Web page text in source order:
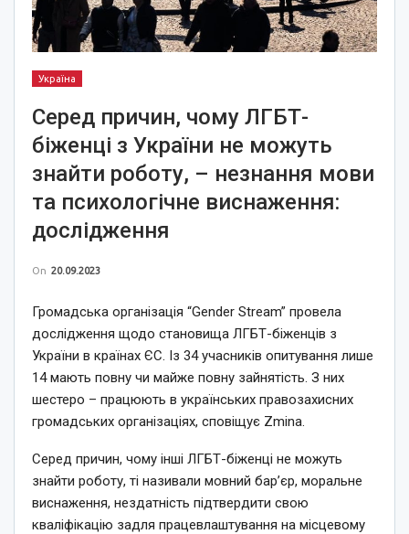
Україна
Серед причин, чому ЛГБТ-
біженці з України не можуть
знайти роботу, – незнання мови
та психологічне виснаження:
дослідження
On 20.09.2023
Громадська організація “Gender Stream” провела
дослідження щодо становища ЛГБТ-біженців з
України в країнах ЄС. Із 34 учасників опитування лише
14 мають повну чи майже повну зайнятість. З них
шестеро – працюють в українських правозахисних
громадських організаціях, сповіщує Zmina.
Серед причин, чому інші ЛГБТ-біженці не можуть
знайти роботу, ті називали мовний барʼєр, моральне
виснаження, нездатність підтвердити свою
кваліфікацію задля працевлаштування на місцевому